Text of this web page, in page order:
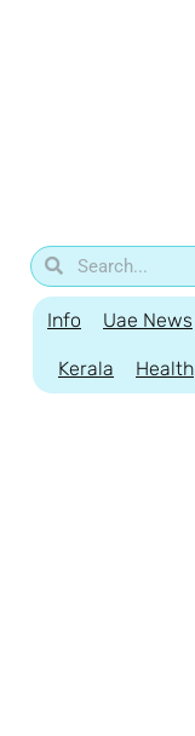
Info Uae News
Kerala Health